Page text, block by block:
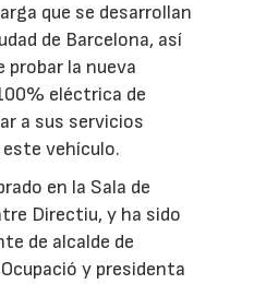
que se desarrollan
de Barcelona, así
probar la nueva
eléctrica de
a sus servicios
vehículo.
en la Sala de
Directiu, y ha sido
de alcalde de
y presidenta